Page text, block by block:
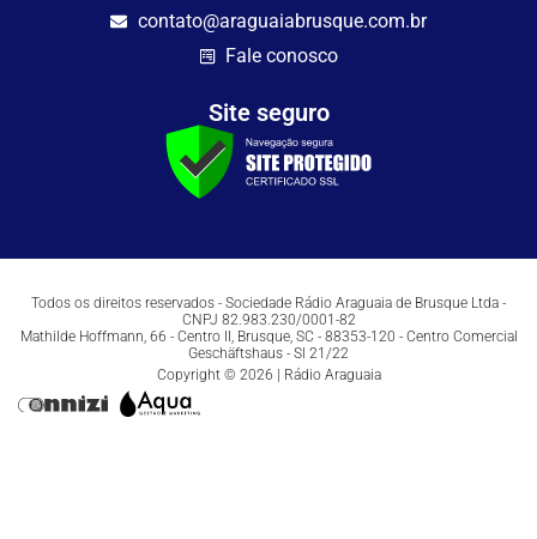
contato@araguaiabrusque.com.br
Fale conosco
Site seguro
Todos os direitos reservados - Sociedade Rádio Araguaia de Brusque Ltda -
CNPJ 82.983.230/0001-82
Mathilde Hoffmann, 66 - Centro II, Brusque, SC - 88353-120 - Centro Comercial
Geschäftshaus - Sl 21/22
Copyright © 2026 | Rádio Araguaia